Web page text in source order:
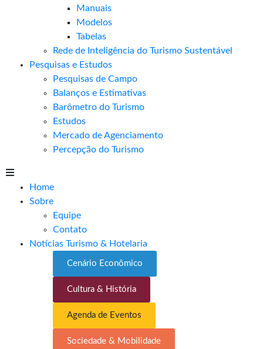
Manuais
Modelos
Tabelas
Rede de Inteligência do Turismo Sustentável
Pesquisas e Estudos
Pesquisas de Campo
Balanços e Estimativas
Barômetro do Turismo
Estudos
Mercado de Agenciamento
Percepção do Turismo
Home
Sobre
Equipe
Contato
Notícias Turismo & Hotelaria
Cenário Econômico
Cultura & História
Agenda de Eventos
Sociedade & Mobilidade